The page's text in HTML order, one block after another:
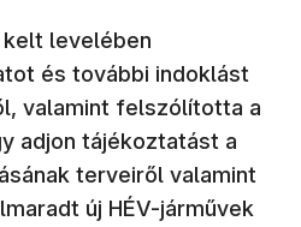
levelében
és további indoklást
valamint felszólította a
adjon tájékoztatást a
terveiről valamint
új HÉV-járművek